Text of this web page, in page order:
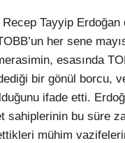
Tayyip Erdoğan
her sene
esasında
bir gönül borcu,
ifade etti.
sahiplerinin bu süre
mühim